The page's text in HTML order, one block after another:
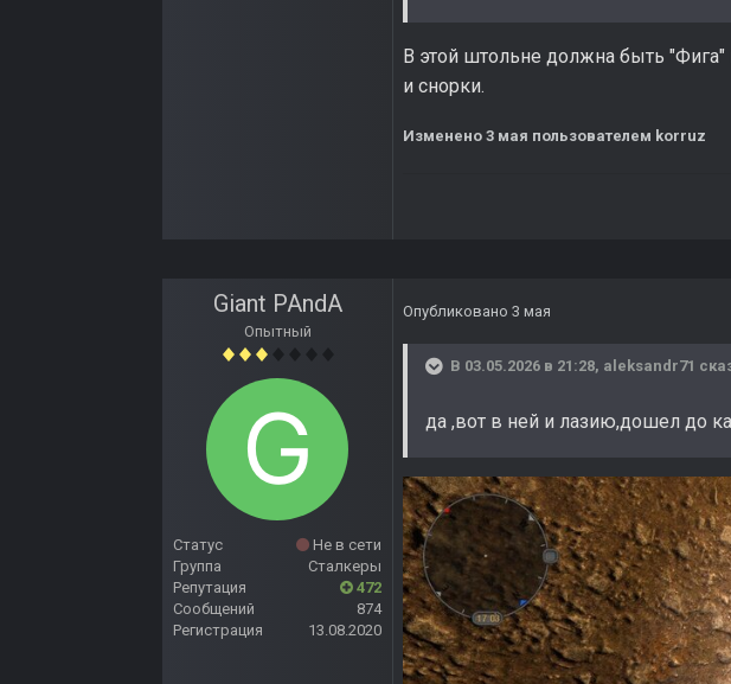
В этой штольне должна быть
и снорки.
Изменено 3 мая пользователем korruz
Giant PAndA
Опытный
Статус
Не в сети
Группа
Сталкеры
Репутация
472
Сообщений
874
Регистрация
13.08.2020
Опубликовано 3 мая
В 03.05.2026 в 21:28, aleksandr71
да ,вот в ней и лазию,дошел до